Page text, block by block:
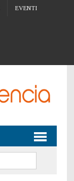
EVENTI